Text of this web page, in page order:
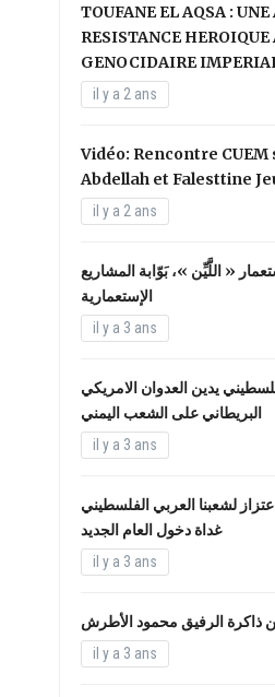
TOUFANE EL AQSA : UNE
RESISTANCE HEROIQUE
GENOCIDAIRE
il y a 2 ans
Vidéo: Rencontre
Abdellah et Falesttine
il y a 2 ans
« اللَّيِّن »، بَوّابة المشاريع
الإستعمارية
il y a 3 ans
يدين العدوان الامريكي
البريطاني على الشعب اليمني
il y a 3 ans
لشعبنا العربي الفلسطيني
غداة دخول العام الجديد
il y a 3 ans
ذاكرة الرفيق محمود الأطرش
il y a 3 ans